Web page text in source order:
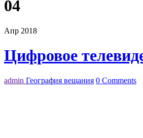
04
Апр 2018
Цифровое
admin География вещания 0 Comments